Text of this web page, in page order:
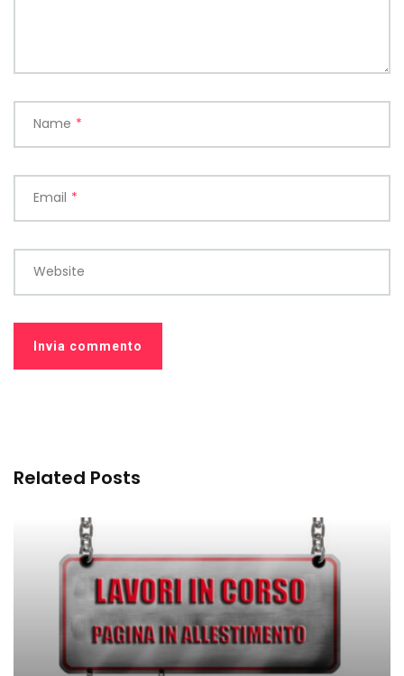
Name *
Email *
Website
Related Posts